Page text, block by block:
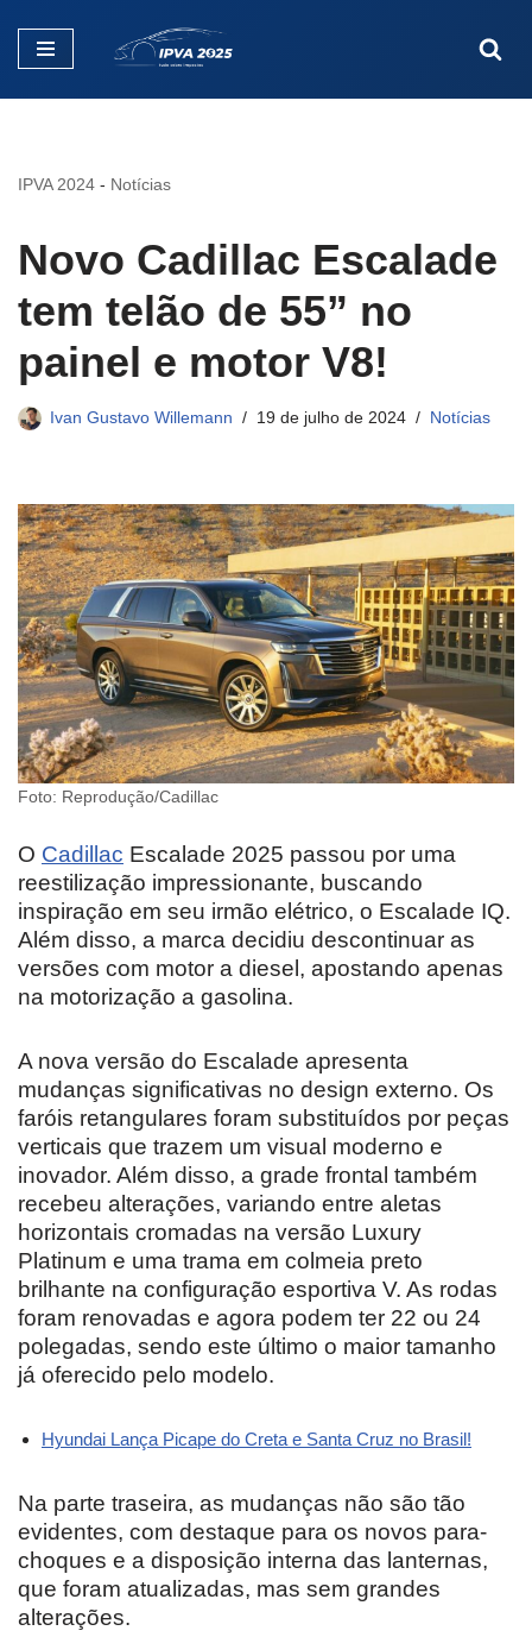
Pular
IPVA 2024 - Notícias
Novo Cadillac Escalade
tem telão de 55” no
painel e motor V8!
Ivan Gustavo Willemann 19 de julho de 2024 Notícias
Foto: Reprodução/Cadillac
O Cadillac Escalade 2025 passou por uma
reestilização impressionante, buscando
inspiração em seu irmão elétrico, o Escalade IQ.
Além disso, a marca decidiu descontinuar as
versões com motor a diesel, apostando apenas
na motorização a gasolina.
A nova versão do Escalade apresenta
mudanças significativas no design externo. Os
faróis retangulares foram substituídos por peças
verticais que trazem um visual moderno e
inovador. Além disso, a grade frontal também
recebeu alterações, variando entre aletas
horizontais cromadas na versão Luxury
Platinum e uma trama em colmeia preto
brilhante na configuração esportiva V. As rodas
foram renovadas e agora podem ter 22 ou 24
polegadas, sendo este último o maior tamanho
já oferecido pelo modelo.
Hyundai Lança Picape do Creta e Santa Cruz no Brasil!
Na parte traseira, as mudanças não são tão
evidentes, com destaque para os novos para-
choques e a disposição interna das lanternas,
que foram atualizadas, mas sem grandes
alterações.